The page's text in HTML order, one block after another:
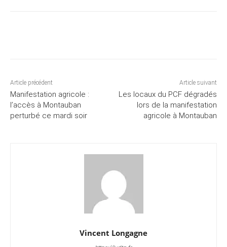
Article précédent
Manifestation agricole :
l’accès à Montauban
perturbé ce mardi soir
Article suivant
Les locaux du PCF dégradés
lors de la manifestation
agricole à Montauban
Vincent Longagne